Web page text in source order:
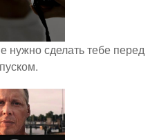
нужно сделать тебе перед